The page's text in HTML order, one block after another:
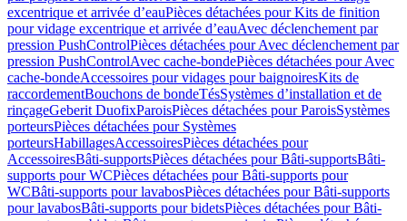
excentrique et arrivée d’eauPièces détachées pour Kits de finition
pour vidage excentrique et arrivée d’eauAvec déclenchement par
pression PushControlPièces détachées pour Avec déclenchement par
pression PushControlAvec cache-bondePièces détachées pour Avec
cache-bondeAccessoires pour vidages pour baignoiresKits de
raccordementBouchons de bondeTésSystèmes d’installation et de
rinçageGeberit DuofixParoisPièces détachées pour ParoisSystèmes
porteursPièces détachées pour Systèmes
porteursHabillagesAccessoiresPièces détachées pour
AccessoiresBâti-supportsPièces détachées pour Bâti-supportsBâti-
supports pour WCPièces détachées pour Bâti-supports pour
WCBâti-supports pour lavabosPièces détachées pour Bâti-supports
pour lavabosBâti-supports pour bidetsPièces détachées pour Bâti-